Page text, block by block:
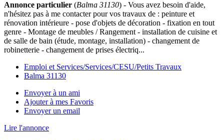
Annonce particulier (Balma 31130) - Vous avez besoin d'aide,
n'hésitez pas à me contacter pour vos travaux de : peinture et
rénovation intérieure - pose d'objets de décoration - fixation en tout
genre - Montage de meubles / Rangement - installation de cuisine et
de salle de bain (étude, montage, installation) - changement de
robinetterie - changement de prises électriq...
Emploi et Services/Services/CESU/Petits Travaux
Balma 31130
Envoyer à un ami
Ajouter à mes Favoris
Envoyer un email
Lire l'annonce